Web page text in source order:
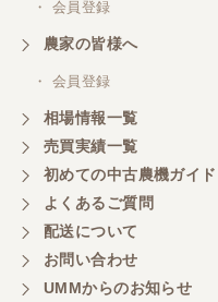
・ 会員登録
農家の皆様へ
・ 会員登録
相場情報一覧
売買実績一覧
初めての中古農機ガイド
よくあるご質問
配送について
お問い合わせ
UMMからのお知らせ